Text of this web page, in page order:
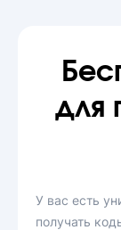
для
У вас есть
получать